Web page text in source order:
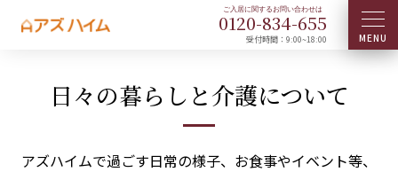
0120-834-655
受付時間：9:00~18:00
日々の暮らしと介護について
アズハイムで過ごす日常の様子、お食事やイベント等、